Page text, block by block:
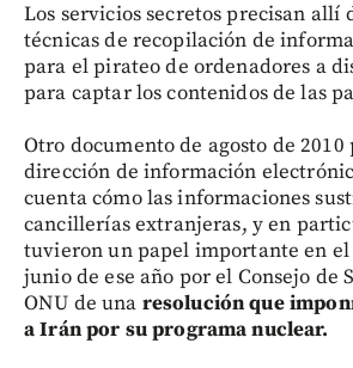
Los servicios secretos precisan allí
técnicas de recopilación de
para el pirateo de ordenadores a
para captar los contenidos de las
Otro documento de agosto de
dirección de información
cuenta cómo las informaciones
cancillerías extranjeras, y en
tuvieron un papel importante en el
junio de ese año por el Consejo de
ONU de una resolución que
a Irán por su programa nuclear.